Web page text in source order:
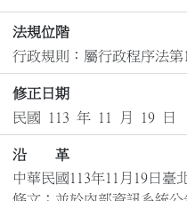
法規位階
行政規則：屬行政程序法第
修正日期
民國 113 年 11 月 19 日
沿 革
中華民國113年11月19日臺